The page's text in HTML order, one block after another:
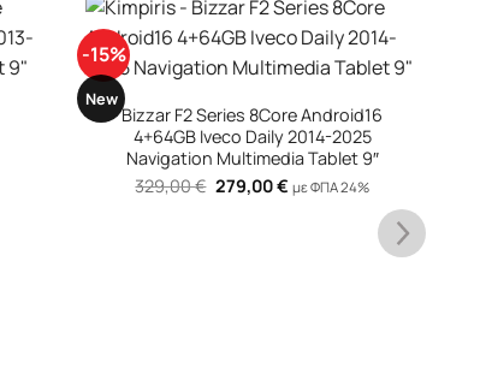
-15%
New
+
Bizzar F2 Series 8Core Android16
4+64GB Iveco Daily 2014-2025
Navigation Multimedia Tablet 9″
329,00€ Original
price
279,00€Η
τρέχουσα
με ΦΠΑ 24%